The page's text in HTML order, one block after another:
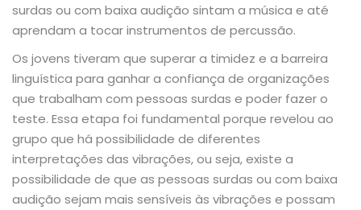
surdas ou com baixa audição sintam a música e até
aprendam a tocar instrumentos de percussão.
Os jovens tiveram que superar a timidez e a barreira
linguística para ganhar a confiança de organizações
que trabalham com pessoas surdas e poder fazer o
teste. Essa etapa foi fundamental porque revelou ao
grupo que há possibilidade de diferentes
interpretações das vibrações, ou seja, existe a
possibilidade de que as pessoas surdas ou com baixa
audição sejam mais sensíveis às vibrações e possam